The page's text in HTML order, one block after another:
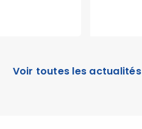
Voir toutes les actualités